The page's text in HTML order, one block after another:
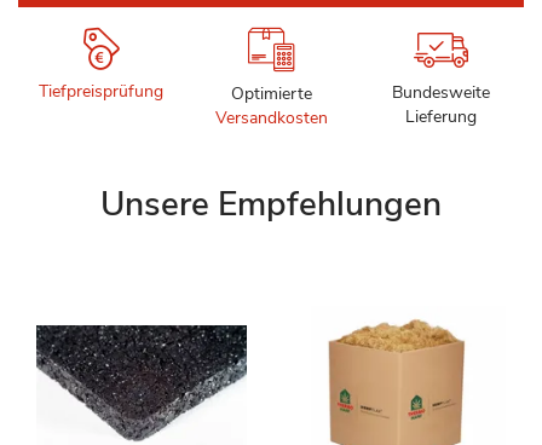
Tiefpreisprüfung
Optimierte
Versandkosten
Bundesweite
Lieferung
Unsere Empfehlungen